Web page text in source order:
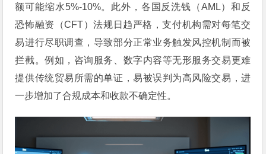
额可能缩水5%-10%。此外，各国反洗钱（AML）和反
恐怖融资（CFT）法规日趋严格，支付机构需对每笔交
易进行尽职调查，导致部分正常业务触发风控机制而被
拦截。例如，咨询服务、数字内容等无形服务交易更难
提供传统贸易所需的单证，易被误判为高风险交易，进
一步增加了合规成本和收款不确定性。